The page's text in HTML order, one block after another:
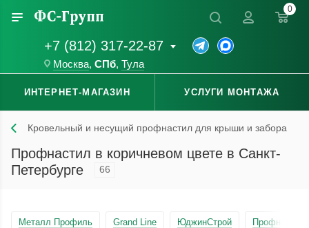
+7 (812) 317-22-87
Москва, СПб, Тула
0
ИНТЕРНЕТ-МАГАЗИН УСЛУГИ МОНТАЖА
Кровельный и несущий профнастил для крыши и забора
Профнастил в коричневом цвете в Санкт-
Петербурге
66
Металл Профиль Grand Line ЮджинСтрой Профнастил